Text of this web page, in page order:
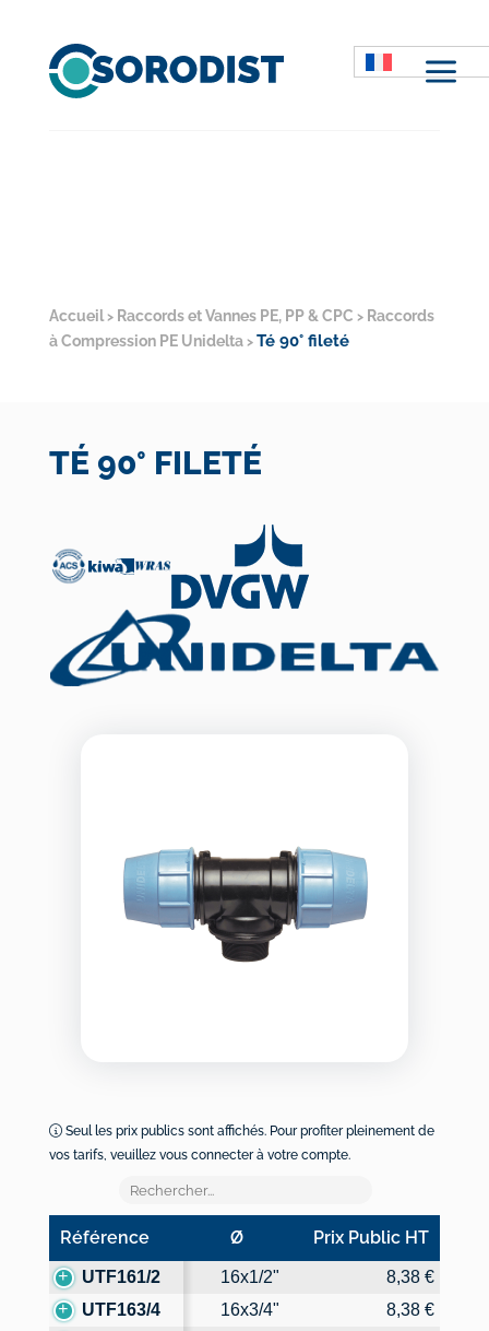
M
Accueil> Raccords et Vannes PE, PP & CPC > Raccords
à Compression PE Unidelta> Té 90° fileté
TÉ 90° FILETÉ
Seul les prix publics sont affichés. Pour profiter pleinement de
vos tarifs, veuillez vous connecter à votre compte.
Référence Ø Prix Public HT
Référence Ø Prix Public HT
UTF161/2 16x1/2"
8,38 €
UTF163/4
16x3/4"
8,38 €